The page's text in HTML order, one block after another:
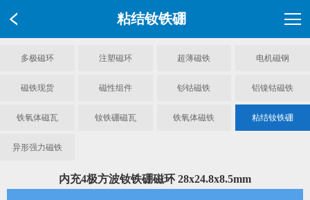
粘结钕铁硼
多极磁环 注塑磁环 超薄磁铁 电机磁钢
磁铁现货 磁性组件 钐钴磁铁 铝镍钴磁铁
铁氧体磁瓦 钕铁硼磁瓦 铁氧体磁铁 粘结钕铁硼
异形强力磁铁
内充4极方波钕铁硼磁环 28x24.8x8.5mm